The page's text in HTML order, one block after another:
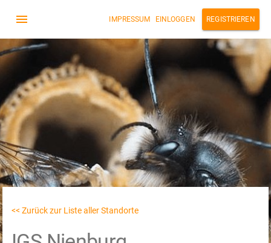
IMPRESSUM EINLOGGEN REGISTRIEREN
<< Zurück zur Liste aller Standorte